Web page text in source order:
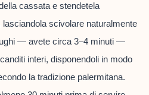
cassata e stendetela
scivolare naturalmente
— avete circa 3–4 minuti —
interi, disponendoli in modo
la tradizione palermitana.